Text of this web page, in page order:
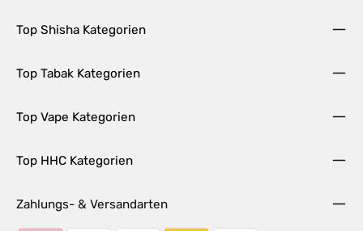
Top Shisha Kategorien
Top Tabak Kategorien
Top Vape Kategorien
Top HHC Kategorien
Zahlungs- & Versandarten